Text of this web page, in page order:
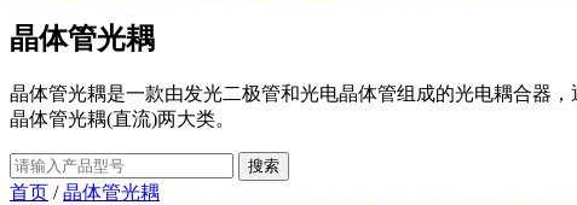
晶体管光耦
晶体管光耦是一款由发光二极管和光电晶体管组成的光电耦合器
晶体管光耦(直流)两大类。
首页 /晶体管光耦